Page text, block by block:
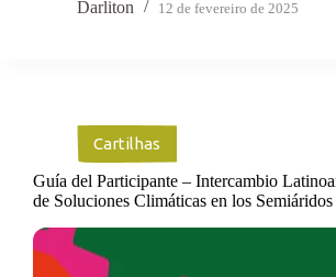
Darliton 12 de fevereiro de 2025
Cartilhas
Guía del Participante – Intercambio
de Soluciones Climáticas en los Semiáridos